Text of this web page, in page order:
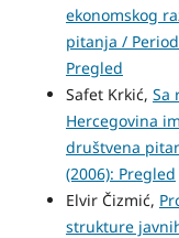
ekonomskog
pitanja /
Pregled
Safet Krkić, Sa
Hercegovina
društvena
(2006): Pregled
Elvir Čizmić,
strukture